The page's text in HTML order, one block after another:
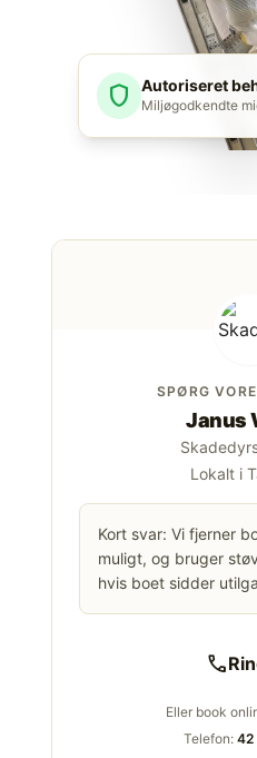
shield Autoriseret
Miljøgodkendte
SPØRG
Janus
Lokalt i
Kort svar: Vi fjerner
muligt, og bruger
hvis boet sidder
call
Eller book
Telefon: 42